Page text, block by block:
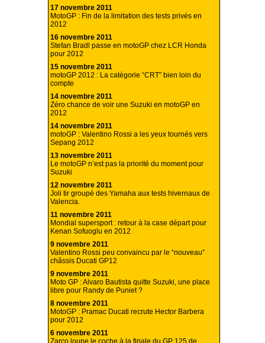
17 novembre 2011
MotoGP : Fin de la limitation des tests privés en
2012
16 novembre 2011
Stefan Bradl passe en motoGP chez LCR Honda
pour 2012
15 novembre 2011
motoGP 2012 : La catégorie “CRT” bien loin du
compte
14 novembre 2011
Zéro chance de voir une Suzuki en motoGP en
2012
14 novembre 2011
motoGP : Valentino Rossi a les yeux tournés vers
Sepang 2012
13 novembre 2011
Le motoGP n’est pas la priorité du moment pour
Suzuki
12 novembre 2011
Joli tir groupé des Yamaha aux tests hivernaux de
Valencia.
11 novembre 2011
Mondial supersport : retour à la case départ pour
Kenan Sofuoglu en 2012
9 novembre 2011
Valentino Rossi peu convaincu par le “nouveau”
châssis Ducati GP12
9 novembre 2011
Moto GP : Alvaro Bautista quitte Suzuki, une place
libre pour Randy de Puniet ?
8 novembre 2011
MotoGP : Pramac Ducati recrute Hector Barbera
pour 2012
6 novembre 2011
Zarco loupe le coche à la finale du GP 125 de